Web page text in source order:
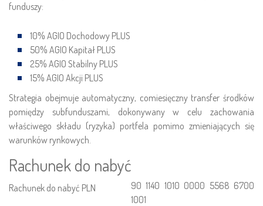
funduszy:
10% AGIO Dochodowy PLUS
50% AGIO Kapitał PLUS
25% AGIO Stabilny PLUS
15% AGIO Akcji PLUS
Strategia obejmuje automatyczny, comiesięczny transfer środków
pomiędzy subfunduszami, dokonywany w celu zachowania
właściwego składu (ryzyka) portfela pomimo zmieniających się
warunków rynkowych.
Rachunek do nabyć
Rachunek do nabyć PLN
90 1140 1010 0000 5568 6700
1001